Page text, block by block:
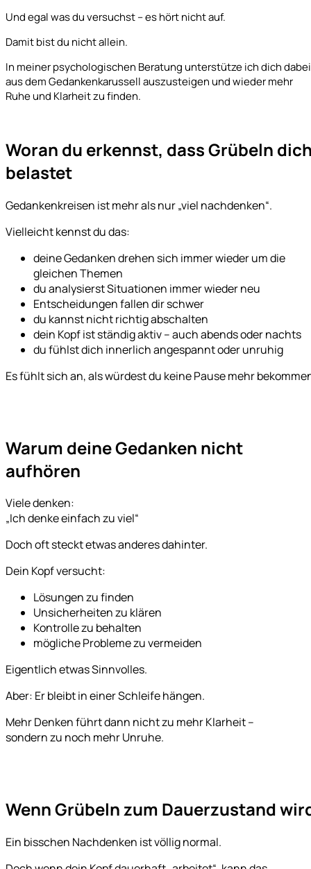
Und egal was du versuchst – es hört nicht auf.
Damit bist du nicht allein.
In meiner psychologischen Beratung unterstütze ich dich
aus dem Gedankenkarussell auszusteigen und wieder mehr
Ruhe und Klarheit zu finden.
Woran du erkennst, dass Grübeln
belastet
Gedankenkreisen ist mehr als nur „viel nachdenken“.
Vielleicht kennst du das:
deine Gedanken drehen sich immer wieder um die
gleichen Themen
du analysierst Situationen immer wieder neu
Entscheidungen fallen dir schwer
du kannst nicht richtig abschalten
dein Kopf ist ständig aktiv – auch abends oder nachts
du fühlst dich innerlich angespannt oder unruhig
Es fühlt sich an, als würdest du keine Pause mehr
Warum deine Gedanken nicht
aufhören
Viele denken:
„Ich denke einfach zu viel“
Doch oft steckt etwas anderes dahinter.
Dein Kopf versucht:
Lösungen zu finden
Unsicherheiten zu klären
Kontrolle zu behalten
mögliche Probleme zu vermeiden
Eigentlich etwas Sinnvolles.
Aber: Er bleibt in einer Schleife hängen.
Mehr Denken führt dann nicht zu mehr Klarheit –
sondern zu noch mehr Unruhe.
Wenn Grübeln zum Dauerzustand
Ein bisschen Nachdenken ist völlig normal.